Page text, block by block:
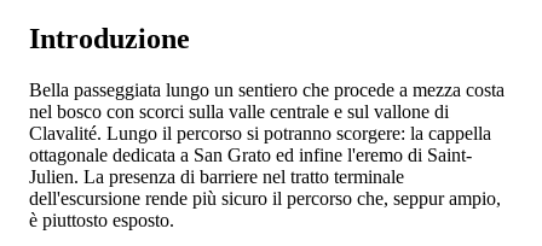
Introduzione
Bella passeggiata lungo un sentiero che procede a mezza costa
nel bosco con scorci sulla valle centrale e sul vallone di
Clavalité. Lungo il percorso si potranno scorgere: la cappella
ottagonale dedicata a San Grato ed infine l'eremo di Saint-
Julien. La presenza di barriere nel tratto terminale
dell'escursione rende più sicuro il percorso che, seppur ampio,
è piuttosto esposto.